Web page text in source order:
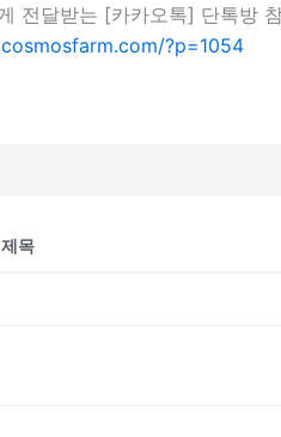
전달받는 [카카오톡] 단톡방
?p=1054
제목